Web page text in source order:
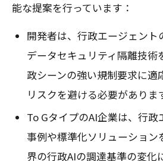
能な提案を行っています：
開発者は、行政エージェント
データセキュリティ隔離技術
政シーンの強い規制要求に適
リスクを避ける必要がありま
To GタイプのAI企業は、行
事例や標準化ソリューショ
界の行政AIの調達基準の変化